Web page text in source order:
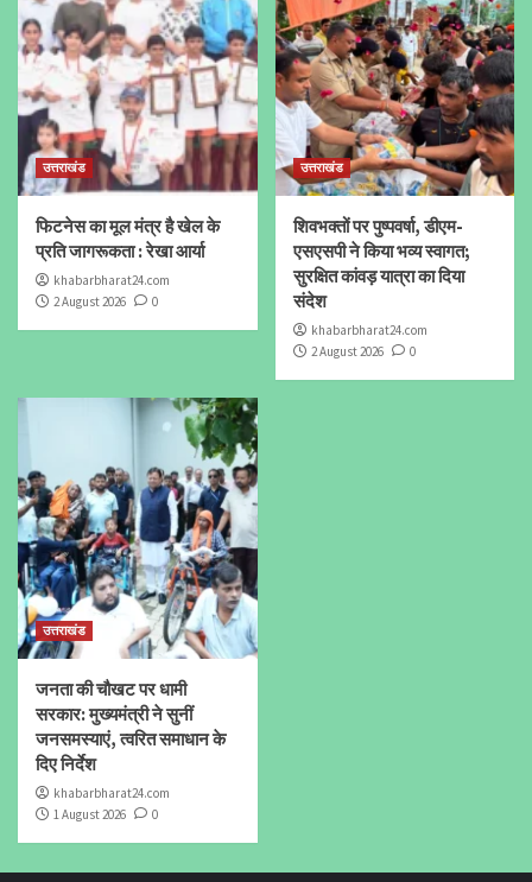
उत्तराखंड
फिटनेस का मूल मंत्र है खेल के
प्रति जागरूकता : रेखा आर्या
khabarbharat24.com
2 August 2026
0
उत्तराखंड
शिवभक्तों पर पुष्पवर्षा, डीएम-
एसएसपी ने किया भव्य स्वागत;
सुरक्षित कांवड़ यात्रा का दिया
संदेश
khabarbharat24.com
2 August 2026
0
उत्तराखंड
जनता की चौखट पर धामी
सरकार: मुख्यमंत्री ने सुनीं
जनसमस्याएं, त्वरित समाधान के
दिए निर्देश
khabarbharat24.com
1 August 2026
0